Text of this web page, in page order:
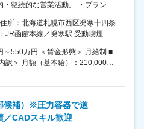
・継続的な営業活動。 ・プラント
れる製造技術への対応。 ■弊社
塔槽・貯槽・一般製缶・溶接配
の営業・設計・積算・工程管理・
額、納期等確定） ⇒現場視察・
料拾い ⇒顧客に図面承認をもら
出図 ⇒製造作業指示 ⇒製品が思い
所：北海道札幌市西区発寒十四条
金形態＞ 月給制 ■
給有無＞ 有 ＜残業
。 ■賞与年２回、燃料手当あ
候補）※圧力容器で道
／CADスキル歓迎